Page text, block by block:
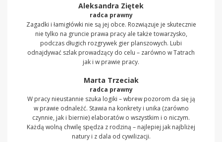
Aleksandra Ziętek
radca prawny
Zagadki i łamigłówki nie są jej obce. Rozwiązuje je skutecznie
nie tylko na gruncie prawa pracy ale także towarzysko,
podczas długich rozgrywek gier planszowych. Lubi
odnajdywać szlak prowadzący do celu – zarówno w Tatrach
jak i w prawie pracy.
Marta Trzeciak
radca prawny
W pracy nieustannie szuka logiki – wbrew pozorom da się ją
w prawie odnaleźć. Stawia na konkrety i unika (zarówno
czynnie, jak i biernie) elaboratów o wszystkim i o niczym.
Każdą wolną chwilę spędza z rodziną – najlepiej jak najbliżej
natury i z dala od cywilizacji.